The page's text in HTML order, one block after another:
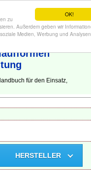
OK!
zu
Außerdem geben wir
Medien, Werbung und Analysen
deutsche Anleitung!
für den Einsatz,
HERSTELLER